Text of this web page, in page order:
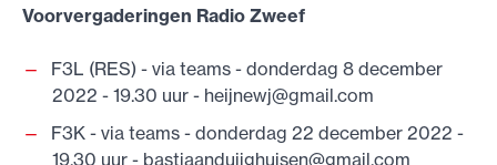
Voorvergaderingen Radio Zweef
F3L (RES) - via teams - donderdag 8 december
2022 - 19.30 uur - heijnewj@gmail.com
F3K - via teams - donderdag 22 december 2022 -
19.30 uur - bastiaanduijghuisen@gmail.com